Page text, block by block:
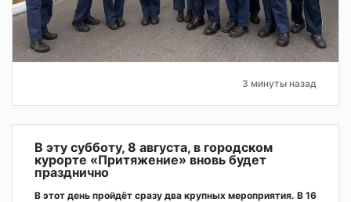
3 минуты назад
В эту субботу, 8 августа, в городском
курорте «Притяжение» вновь будет
празднично
В этот день пройдёт сразу два крупных мероприятия. В 16